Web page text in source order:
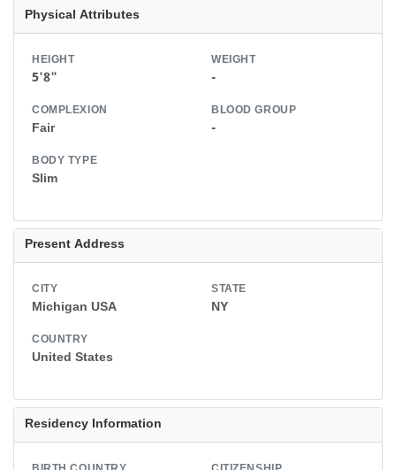
Physical Attributes
HEIGHT
5'8"
WEIGHT
-
COMPLEXION
Fair
BLOOD GROUP
-
BODY TYPE
Slim
Present Address
CITY
Michigan USA
STATE
NY
COUNTRY
United States
Residency Information